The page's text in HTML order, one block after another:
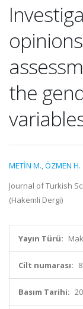
the
METİN M.,ÖZMEN H.
Journal of Turkish
(Hakemli Dergi)
Yayın Türü:
Cilt numarası: 8
Basım Tarihi: